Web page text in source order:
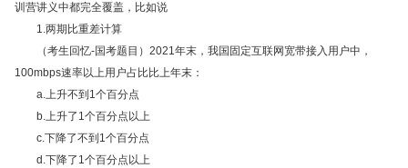
训营讲义中都完全覆盖，比如说
1.两期比重差计算
（考生回忆-国考题目）2021年末，我国固定互联网宽带接入用户中，
100mbps速率以上用户占比比上年末：
a.上升不到1个百分点
b.上升了1个百分点以上
c.下降了不到1个百分点
d.下降了1个百分点以上